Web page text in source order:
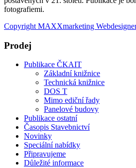
fotografiemi.
Copyright MAXXmarketing
Prodej
Publikace ČKAIT
Základní knižnice
Technická knižnice
DOS T
Mimo ediční řady
Panelové budovy
Publikace ostatní
Časopis Stavebnictví
Novinky
Speciální nabídky
Připravujeme
Důležité informace